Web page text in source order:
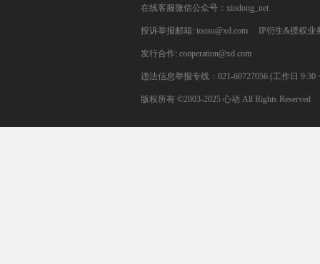
在线客服微信公众号：xindong_net
投诉举报邮箱: tousu@xd.com IP衍生&授权业
发行合作: cooperation@xd.com
违法信息举报专线：021-60727056 (工作日 9:30
版权所有 ©2003-2025 心动 All Rights Reserved